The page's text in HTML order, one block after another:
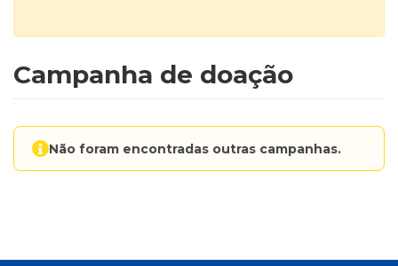
Campanha de doação
Não foram encontradas outras campanhas.